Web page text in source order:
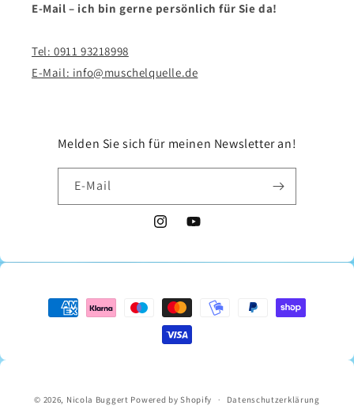
E-Mail – ich bin gerne persönlich für Sie da!
Tel: 0911 93218998
E-Mail: info@muschelquelle.de
Melden Sie sich für meinen Newsletter an!
E-Mail
InstagramYouTube
Zahlungsmethoden
© 2026, Nicola Buggert Powered by Shopify Datenschutzerklärung